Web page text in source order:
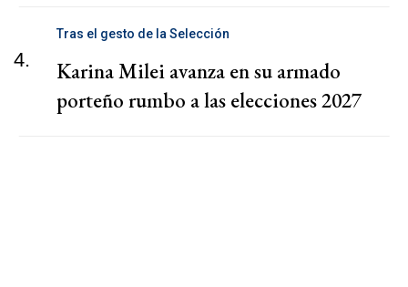
4.
Tras el gesto de la Selección
Karina Milei avanza en su armado
porteño rumbo a las elecciones 2027